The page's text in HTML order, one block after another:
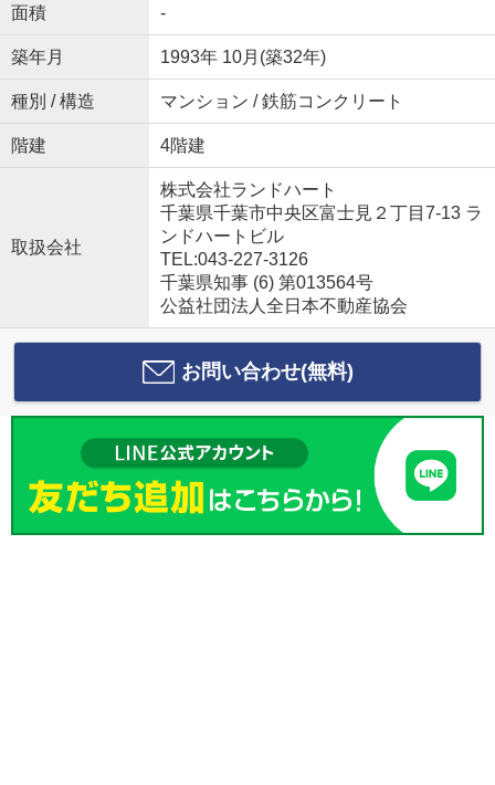
面積 -
築年月 1993年 10月(築32年)
種別 / 構造 マンション / 鉄筋コンクリート
階建 4階建
取扱会社
株式会社ランドハート
千葉県千葉市中央区富士見２丁目7-13 ラ
ンドハートビル
TEL:043-227-3126
千葉県知事 (6) 第013564号
公益社団法人全日本不動産協会
お問い合わせ(無料)